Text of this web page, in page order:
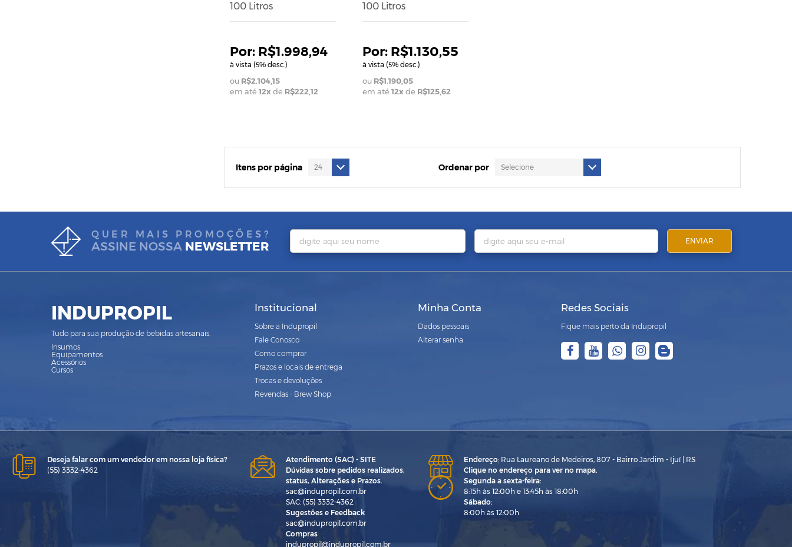
100 Litros
R$1.998,94
à vista (5% desc.)
R$2.104,15
em até 12xde R$222,12
100 Litros
R$1.130,55
à vista (5% desc.)
R$1.190,05
em até 12xde R$125,62
Itens por página Ordenar por
QUER MAIS PROMOÇÕES?
ASSINE NOSSA NEWSLETTER
INDUPROPIL
Tudo para sua produção de bebidas artesanais.
Insumos
Equipamentos
Acessórios
Cursos
Institucional
Sobre a Indupropil
Fale Conosco
Como comprar
Prazos e locais de entrega
Trocas e devoluções
Revendas - Brew Shop
Minha Conta
Dados pessoais
Alterar senha
Redes Sociais
Fique mais perto da Indupropil
Deseja falar com um vendedor em nossa loja física?
(55) 3332-4362
Atendimento (SAC) - SITE
Dúvidas sobre pedidos realizados,
status, Alterações e Prazos.
sac@indupropil.com.br
SAC: (55) 3332-4362
Sugestões e Feedback
sac@indupropil.com.br
Compras
indupropil@indupropil.com.br
Endereço: Rua Laureano de Medeiros, 807 - Bairro Jardim - Ijuí | RS
Clique no endereço para ver no mapa.
Segunda a sexta-feira:
8:15h às 12:00h e 13:45h às 18:00h
Sábado:
8:00h às 12:00h